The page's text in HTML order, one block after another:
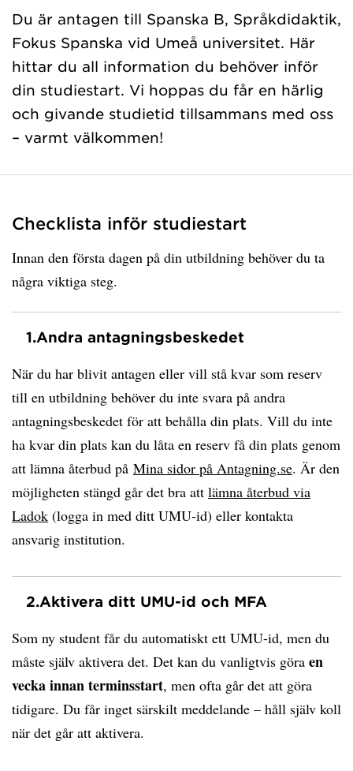
Du är antagen till Spanska B, Språkdidaktik,
Fokus Spanska vid Umeå universitet. Här
hittar du all information du behöver inför
din studiestart. Vi hoppas du får en härlig
och givande studietid tillsammans med oss
– varmt välkommen!
Checklista inför studiestart
Innan den första dagen på din utbildning behöver du ta
några viktiga steg.
1.Andra antagningsbeskedet
När du har blivit antagen eller vill stå kvar som reserv
till en utbildning behöver du inte svara på andra
antagningsbeskedet för att behålla din plats. Vill du inte
ha kvar din plats kan du låta en reserv få din plats genom
att lämna återbud på Mina sidor på Antagning.se. Är den
möjligheten stängd går det bra att lämna återbud via
Ladok (logga in med ditt UMU-id) eller kontakta
ansvarig institution.
2.Aktivera ditt UMU-id och MFA
Som ny student får du automatiskt ett UMU-id, men du
måste själv aktivera det. Det kan du vanligtvis göra en
vecka innan terminsstart, men ofta går det att göra
tidigare. Du får inget särskilt meddelande – håll själv koll
när det går att aktivera.